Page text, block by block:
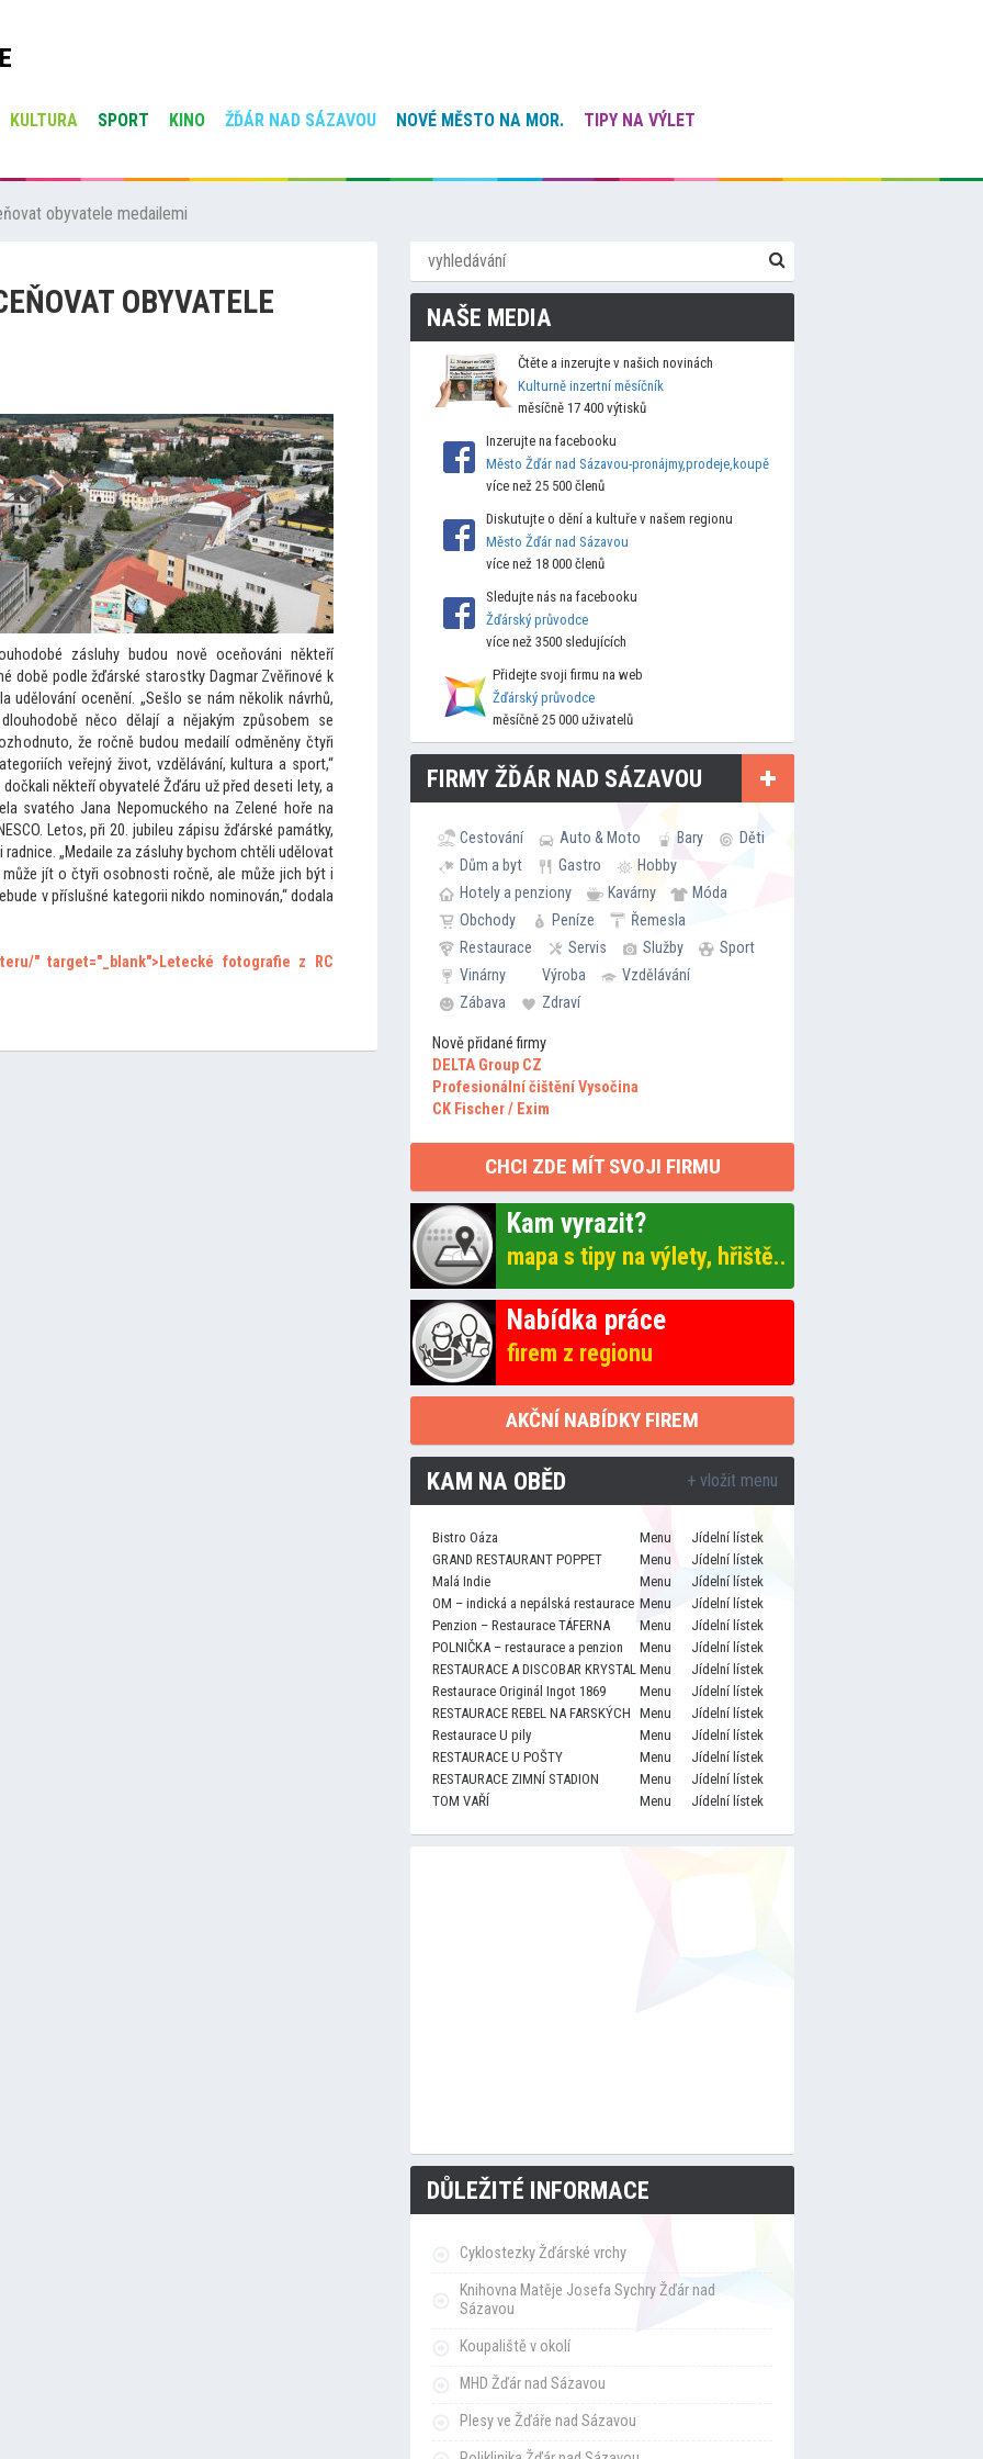
KULTURA SPORT KINO ŽĎÁR NAD SÁZAVOU NOVÉ MĚSTO NA MOR.
TIPY NA VÝLET
obyvatele medailemi
OBYVATELE
zásluhy budou nově oceňováni někteří
době podle žďárské starostky Dagmar Zvěřinové k
udělování ocenění. „Sešlo se nám několik návrhů,
něco dělají a nějakým způsobem se
to, že ročně budou medailí odměněny čtyři
veřejný život, vzdělávání, kultura a sport,“
někteří obyvatelé Žďáru už před deseti lety, a
svatého Jana Nepomuckého na Zelené hoře na
Letos, při 20. jubileu zápisu žďárské památky,
„Medaile za zásluhy bychom chtěli udělovat
jít o čtyři osobnosti ročně, ale může jich být i
v příslušné kategorii nikdo nominován,“ dodala
" target="_blank">Letecké fotografie z RC
NAŠE MEDIA
Čtěte a inzerujte v našich novinách
Kulturně inzertní měsíčník
měsíčně 17 400 výtisků
Inzerujte na facebooku
Město Žďár nad Sázavou-pronájmy,prodeje,koupě
více než 25 500 členů
Diskutujte o dění a kultuře v našem regionu
Město Žďár nad Sázavou
více než 18 000 členů
Sledujte nás na facebooku
Žďárský průvodce
více než 3500 sledujících
Přidejte svoji firmu na web
Žďárský průvodce
měsíčně 25 000 uživatelů
FIRMY ŽĎÁR NAD SÁZAVOU
Cestování Auto & Moto Bary
Děti
Dům a byt
Gastro
Hobby
Hotely a penziony
Kavárny
Móda
Obchody
Peníze
Řemesla
Restaurace
Servis Služby
Sport
Vinárny
Výroba
Vzdělávání
Zábava
Zdraví
Nově přidané firmy
DELTA Group CZ
Profesionální čištění Vysočina
CK Fischer / Exim
CHCI ZDE MÍT SVOJI FIRMU
Kam vyrazit?
mapa s tipy na výlety, hřiště..
Nabídka práce
firem z regionu
AKČNÍ NABÍDKY FIREM
KAM NA OBĚD + vložit menu
Bistro Oáza Menu
Jídelní lístek
GRAND RESTAURANT POPPET
Menu
Jídelní lístek
Malá Indie
Menu
Jídelní lístek
OM – indická a nepálská restaurace Menu
Jídelní lístek
Penzion – Restaurace TÁFERNA
Menu
Jídelní lístek
POLNIČKA – restaurace a penzion
Menu
Jídelní lístek
RESTAURACE A DISCOBAR KRYSTAL Menu
Jídelní lístek
Restaurace Originál Ingot 1869
Menu
Jídelní lístek
RESTAURACE REBEL NA FARSKÝCH Menu
Jídelní lístek
Restaurace U pily
Menu
Jídelní lístek
RESTAURACE U POŠTY
Menu
Jídelní lístek
RESTAURACE ZIMNÍ STADION
Menu
Jídelní lístek
TOM VAŘÍ
Menu Jídelní lístek
DŮLEŽITÉ INFORMACE
Cyklostezky Žďárské vrchy
Knihovna Matěje Josefa Sychry Žďár nad
Sázavou
Koupaliště v okolí
MHD Žďár nad Sázavou
Plesy ve Žďáře nad Sázavou